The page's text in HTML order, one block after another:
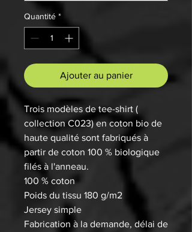
Quantité *
Ajouter au panier
Trois modèles de tee-shirt (
collection C023) en coton bio de
haute qualité sont fabriqués à
partir de coton 100 % biologique
filés à l'anneau.
100 % coton
Poids du tissu 180 g/m2
Jersey simple
Fabrication à la demande, délai de